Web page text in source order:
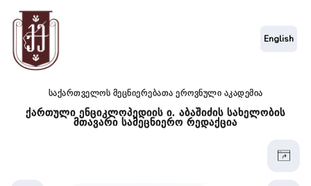
საქართველოს მეცნიერებათა ეროვნული აკადემია
ქართული ენციკლოპედიის ი. აბაშიძის სახელობის
მთავარი სამეცნიერო რედაქცია
English